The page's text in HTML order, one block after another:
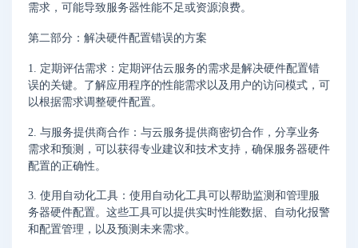
需求，可能导致服务器性能不足或资源浪费。
第二部分：解决硬件配置错误的方案
1. 定期评估需求：定期评估云服务的需求是解决硬件配置错
误的关键。了解应用程序的性能需求以及用户的访问模式，可
以根据需求调整硬件配置。
2. 与服务提供商合作：与云服务提供商密切合作，分享业务
需求和预测，可以获得专业建议和技术支持，确保服务器硬件
配置的正确性。
3. 使用自动化工具：使用自动化工具可以帮助监测和管理服
务器硬件配置。这些工具可以提供实时性能数据、自动化报警
和配置管理，以及预测未来需求。